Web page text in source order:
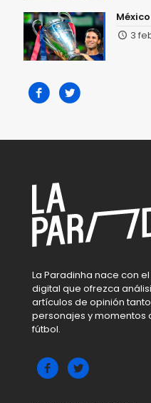
3
La Paradinha nace con
digital que ofrezca
artículos de opinión
personajes y momentos
fútbol.